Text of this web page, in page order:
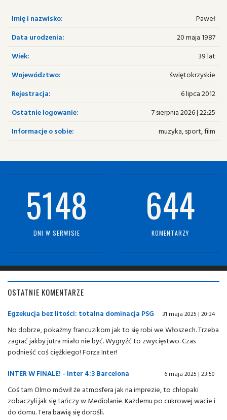
Imię i nazwisko:
Paweł
Data urodzenia:
20 maja 1987
Wiek:
39 lat
Województwo:
świętokrzyskie
Rejestracja:
6 lipca 2012
Ostatnie logowanie:
7 sierpnia 2026 | 22:25
Informacje o sobie:
muzyka, sport, film
5148
DNI W SERWISIE
644
KOMENTARZY
OSTATNIE KOMENTARZE
Egzekucja bez litości: totalna dominacja PSG 31 maja 2025 | 20:34
No dobrze, pokażmy francuzikom jak to się robi we Włoszech. Trzeba
zagrać jakby jutra miało nie być. Wygryźć to zwycięstwo. Czas
podnieść coś ciężkiego! Forza Inter!
INTER W FINALE! - Inter 4:3 Barcelona
6 maja 2025 | 23:50
Coś tam Olmo mówił że atmosfera jak na imprezie, to chłopaki
zobaczyli jak się tańczy w Mediolanie. Każdemu po cukrowej wacie i
do domu. Tera bawią się dorośli.